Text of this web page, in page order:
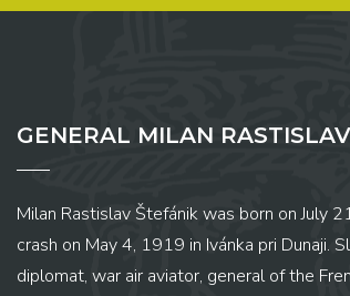
GENERAL MILAN
Milan Rastislav Štefánik was born on July
crash on May 4, 1919 in Ivánka pri Dunaji.
diplomat, war air aviator, general of the